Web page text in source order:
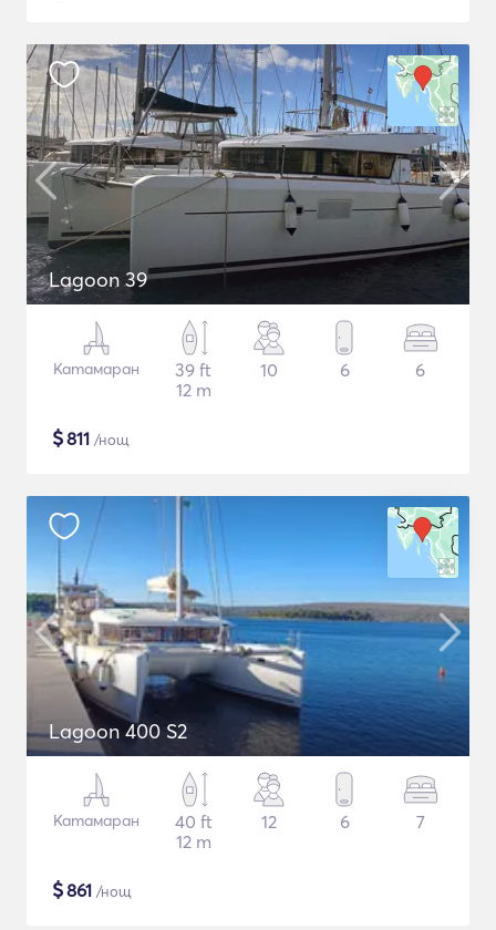
Lagoon 39
Катамаран
39 ft
12 m
10 6 6
$811 /нощ
Lagoon 400 S2
Катамаран
40 ft
12 m
12 6 7
$861 /нощ